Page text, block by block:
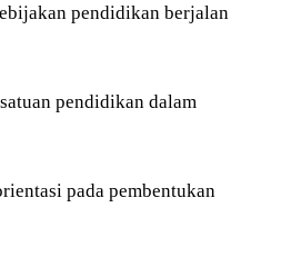
pendidikan berjalan
pendidikan dalam
pada pembentukan